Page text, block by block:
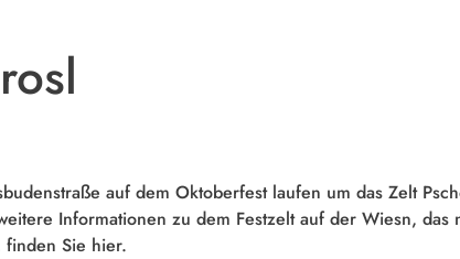
auf dem Oktoberfest laufen um das Zelt
Informationen zu dem Festzelt auf der Wiesn,
finden Sie hier.